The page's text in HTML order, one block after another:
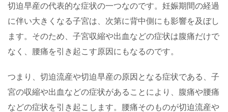
切迫早産の代表的な症状の一つなのです。妊娠期間の経過
に伴い大きくなる子宮は、次第に背中側にも影響を及ぼし
ます。そのため、子宮収縮や出血などの症状は腹痛だけで
なく、腰痛を引き起こす原因にもなるのです。
つまり、切迫流産や切迫早産の原因となる症状である、子
宮の収縮や出血などの症状があることにより、腹痛や腰痛
などの症状を引き起こします。腰痛そのものが切迫流産や